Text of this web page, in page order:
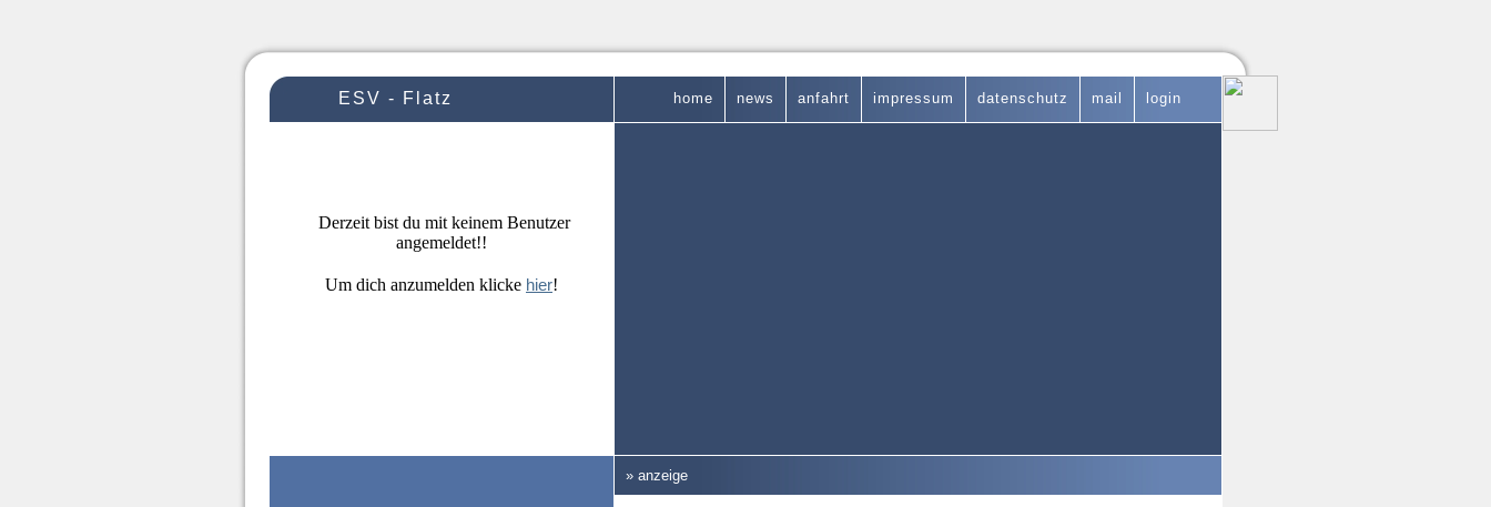
ESV - Flatz home news anfahrt impressum datenschutz mail login
Derzeit bist du mit keinem Benutzer
angemeldet!!
Um dich anzumelden klicke hier!
» anzeige